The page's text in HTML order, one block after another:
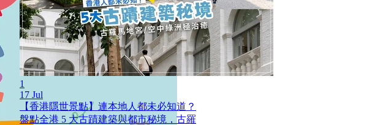
1
17 Jul
【香港隱世景點】連本地人都未必知道？
盤點全港 5 大古蹟建築與都市秘境，古羅